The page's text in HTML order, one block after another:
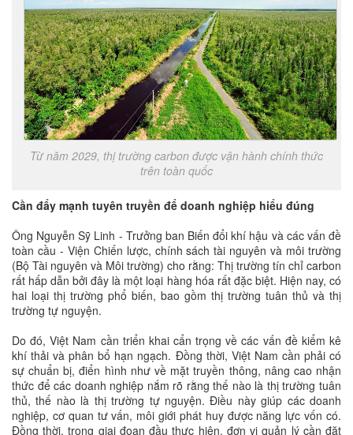
Từ năm 2029, thị trường carbon được vận hành chính thức
trên toàn quốc
Cần đẩy mạnh tuyên truyền để doanh nghiệp hiểu đúng
Ông Nguyễn Sỹ Linh - Trưởng ban Biến đổi khí hậu và các vấn đề
toàn cầu - Viện Chiến lược, chính sách tài nguyên và môi trường
(Bộ Tài nguyên và Môi trường) cho rằng: Thị trường tín chỉ carbon
rất hấp dẫn bởi đây là một loại hàng hóa rất đặc biệt. Hiện nay, có
hai loại thị trường phổ biến, bao gồm thị trường tuân thủ và thị
trường tự nguyện.
Do đó, Việt Nam cần triển khai cẩn trọng về các vấn đề kiểm kê
khí thải và phân bổ hạn ngạch. Đồng thời, Việt Nam cần phải có
sự chuẩn bị, điển hình như về mặt truyền thông, nâng cao nhận
thức để các doanh nghiệp nắm rõ rằng thế nào là thị trường tuân
thủ, thế nào là thị trường tự nguyện. Điều này giúp các doanh
nghiệp, cơ quan tư vấn, môi giới phát huy được năng lực vốn có.
Đồng thời, trong giai đoạn đầu thực hiện, đơn vị quản lý cần đặt